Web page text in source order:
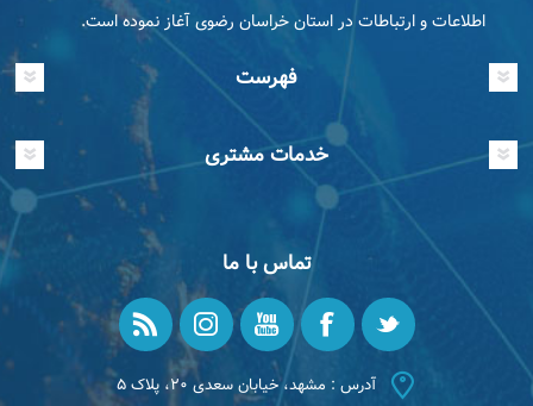
اطلاعات و ارتباطات در استان خراسان رضوی آغاز نموده است.
فهرست
خدمات مشتری
تماس با ما
آدرس : مشهد، خیابان سعدی ۲۰، پلاک ۵